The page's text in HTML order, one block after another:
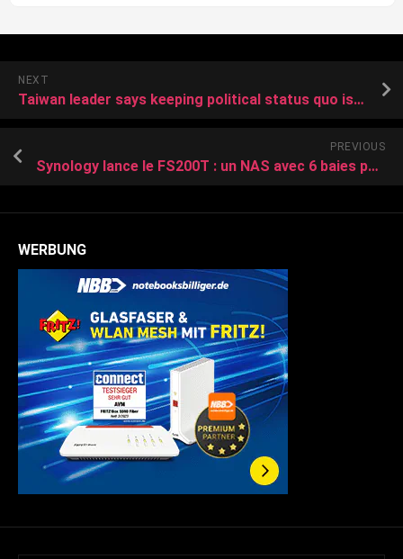
NEXT
Taiwan leader says keeping political status quo is best to secure supply chains
PREVIOUS
Synology lance le FS200T : un NAS avec 6 baies pour SSD 2,5 pouces
WERBUNG